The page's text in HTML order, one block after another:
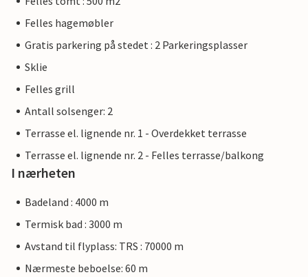
Felles hagemøbler
Gratis parkering på stedet : 2 Parkeringsplasser
Sklie
Felles grill
Antall solsenger: 2
Terrasse el. lignende nr. 1 - Overdekket terrasse
Terrasse el. lignende nr. 2 - Felles terrasse/balkong
I nærheten
Badeland : 4000 m
Termisk bad : 3000 m
Avstand til flyplass: TRS : 70000 m
Nærmeste beboelse: 60 m